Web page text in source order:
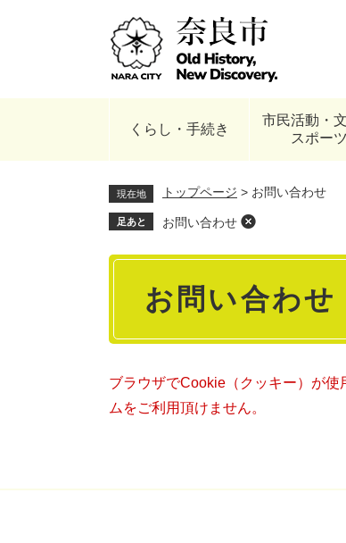
くらし・手続き
市民活動・
スポーツ
現在地 トップページ > お問い合わせ
足あと お問い合わせ
本
お問い合わせ
ブラウザでCookie（クッキー）が
ムをご利用頂けません。